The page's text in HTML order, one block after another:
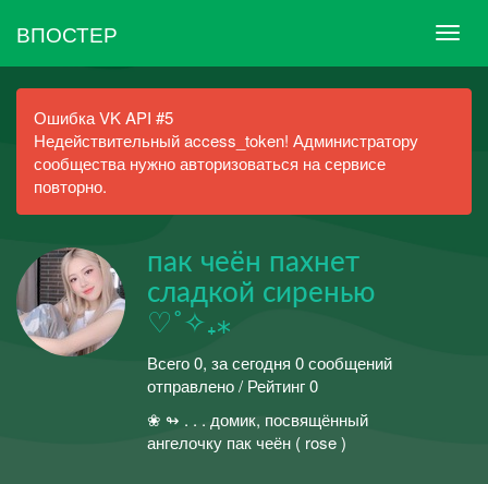
ВПОСТЕР
Ошибка VK API #5
Недействительный access_token! Администратору
сообщества нужно авторизоваться на сервисе
повторно.
пак чеён пахнет
сладкой сиренью
♡˚✧₊⁎
Всего 0, за сегодня 0 сообщений
отправлено / Рейтинг 0
❀ ↬ . . . домик, посвящённый
ангелочку пак чеён ( rose )